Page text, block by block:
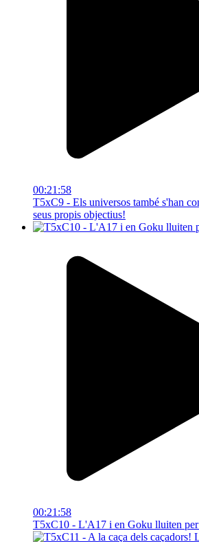
00:21:58
T5xC9 - Els universos també s'han
seus propis objectius!
00:21:58
T5xC10 - L'A17 i en Goku lluiten per